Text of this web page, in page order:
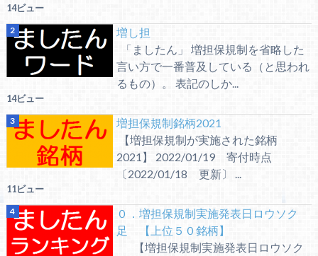
14ビュー
増し担
「ましたん」 増担保規制を省略した
言い方で一番普及している（と思われ
るもの）。 表記のしか...
14ビュー
増担保規制銘柄2021
【増担保規制が実施された銘柄
2021】 2022/01/19 寄付時点
〔2022/01/18 更新〕 ...
11ビュー
０．増担保規制実施発表日ロウソク
足 【上位５０銘柄】
【増担保規制実施発表日ロウソク